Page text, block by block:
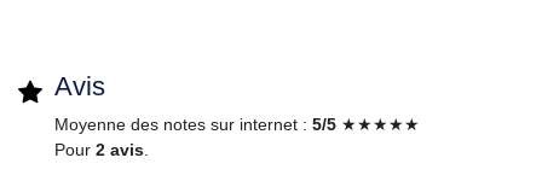
Avis
Moyenne des notes sur internet : 5/5 ★★★★★
Pour 2 avis